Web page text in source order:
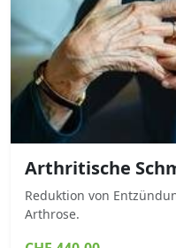
Arthritische
Reduktion von
Arthrose.